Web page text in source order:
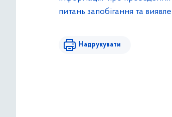
питань запобігання та
Надрукувати